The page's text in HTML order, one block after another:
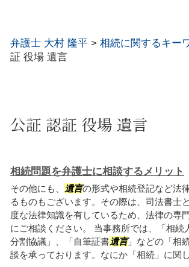
弁護士 大村 隆平 > 相続に関するキー
証 役場 遺言
公証 認証 役場 遺言
相続問題を弁護士に相談するメリット
その他にも、 遺言の形式や相続登記など法
るものもございます。その際は、司法書士
度な法律知識を有しているため、法律の専
にご相談ください。 当事務所では、「相続
分割協議」、「自筆証書遺言」などの「相
談を承っております。なにか「相続」に関